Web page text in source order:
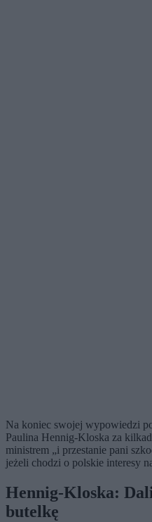
Na koniec swojej wypowiedzi
Paulina Hennig-Kloska za
ministrem „i przestanie pani
jeżeli chodzi o polskie interesy
Hennig-Kloska:
butelkę